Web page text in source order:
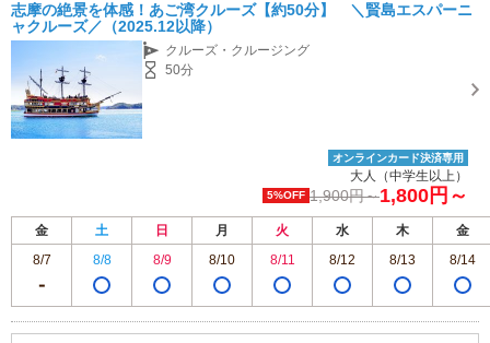
志摩の絶景を体感！あご湾クルーズ【約50分】 ＼賢島エスパーニ
ャクルーズ／（2025.12以降）
クルーズ・クルージング
50分
オンラインカード決済専用
大人（中学生以上）
5%OFF 1,900円～1,800円～
金 土 日 月 火 水 木
金
8/7
8/8 8/9 8/10 8/11 8/12 8/13 8/14